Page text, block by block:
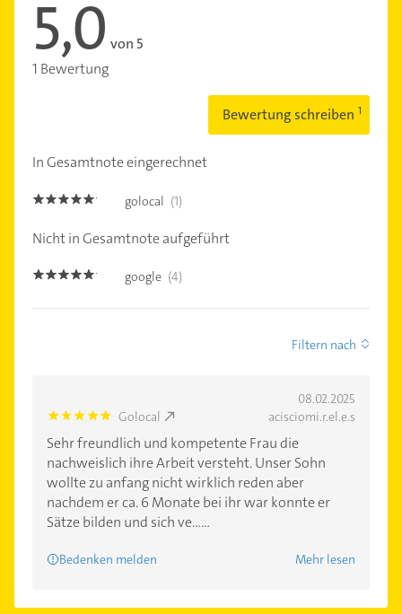
5,0 von 5
1 Bewertung
Bewertung schreiben
In Gesamtnote eingerechnet
5.0 golocal (1)
Nicht in Gesamtnote aufgeführt
5.0 google (4)
Filtern nach
08.02.2025
5.0 Golocal acisciomi.r.el.e.s
Sehr freundlich und kompetente Frau die
nachweislich ihre Arbeit versteht. Unser Sohn
wollte zu anfang nicht wirklich reden aber
nachdem er ca. 6 Monate bei ihr war konnte er
Sätze bilden und sich ve......
Bedenken melden Mehr lesen